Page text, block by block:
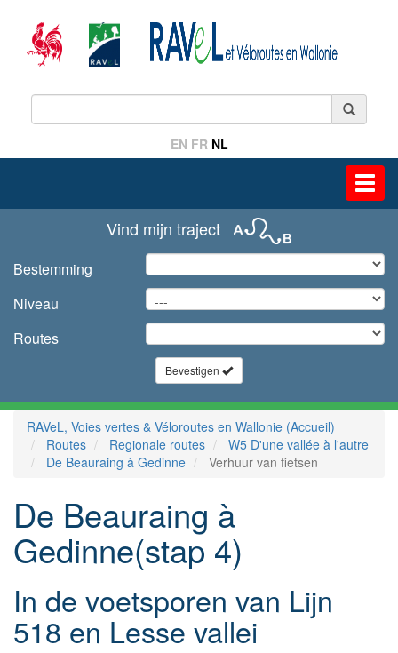
EN FR NL
Vind mijn traject
Bestemming
Niveau
Routes
Bevestigen
RAVeL, Voies vertes & Véloroutes en Wallonie (Accueil)
Routes
Regionale routes
W5 D'une vallée à l'autre
De Beauraing à Gedinne
Verhuur van fietsen
De Beauraing à
Gedinne(stap 4)
In de voetsporen van Lijn
518 en Lesse vallei